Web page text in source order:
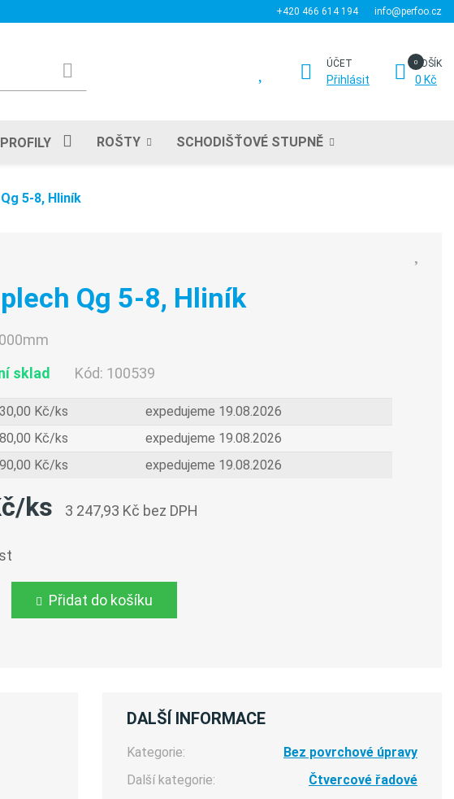
+420 466 614 194 info@perfoo.cz
ÚČET
Přihlásit
KOŠÍK
0 Kč
ROŠTY SCHODIŠŤOVÉ STUPNĚ
5-8, Hliník
Qg 5-8, Hliník
sklad Kód: 100539
Kč/ks
expedujeme 19.08.2026
Kč/ks
expedujeme 19.08.2026
Kč/ks expedujeme 19.08.2026
ks 3 247,93 Kč bez DPH
Přidat do košíku
DALŠÍ INFORMACE
Kategorie:
Bez povrchové úpravy
Další kategorie:
Čtvercové řadové